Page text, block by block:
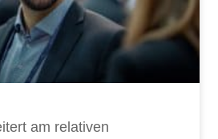
am relativen